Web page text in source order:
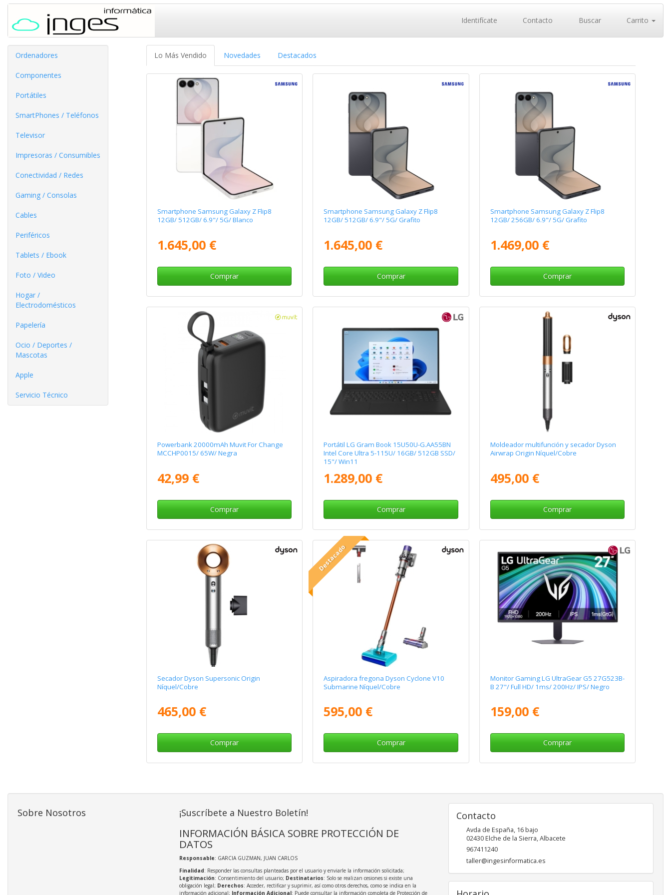
Identifícate Contacto Buscar Carrito
Ordenadores
Componentes
Portátiles
SmartPhones / Teléfonos
Televisor
Impresoras / Consumibles
Conectividad / Redes
Gaming / Consolas
Cables
Periféricos
Tablets / Ebook
Foto / Video
Hogar /
Electrodomésticos
Papelería
Ocio / Deportes /
Mascotas
Apple
Servicio Técnico
Lo Más Vendido Novedades Destacados
Smartphone Samsung Galaxy Z Flip8
12GB/ 512GB/ 6.9"/ 5G/ Blanco
1.645,00 €
Comprar
Smartphone Samsung Galaxy Z Flip8
12GB/ 512GB/ 6.9"/ 5G/ Grafito
1.645,00 €
Comprar
Smartphone Samsung Galaxy Z Flip8
12GB/ 256GB/ 6.9"/ 5G/ Grafito
1.469,00 €
Comprar
Powerbank 20000mAh Muvit For Change
MCCHP0015/ 65W/ Negra
42,99 €
Comprar
Portátil LG Gram Book 15U50U-G.AA55BN
Intel Core Ultra 5-115U/ 16GB/ 512GB SSD/
15"/ Win11
1.289,00 €
Comprar
Moldeador multifunción y secador Dyson
Airwrap Origin Níquel/Cobre
495,00 €
Comprar
Secador Dyson Supersonic Origin
Níquel/Cobre
465,00 €
Comprar
Destacado
Aspiradora fregona Dyson Cyclone V10
Submarine Níquel/Cobre
595,00 €
Comprar
Monitor Gaming LG UltraGear G5 27G523B-
B 27"/ Full HD/ 1ms/ 200Hz/ IPS/ Negro
159,00 €
Comprar
Sobre Nosotros ¡Suscríbete a Nuestro Boletín!
INFORMACIÓN BÁSICA SOBRE PROTECCIÓN DE
DATOS
Responsable: GARCIA GUZMAN, JUAN CARLOS
Finalidad: Responder las consultas planteadas por el usuario y enviarle la información solicitada;
Legitimación: Consentimiento del usuario; Destinatarios: Solo se realizan cesiones si existe una
obligación legal; Derechos: Acceder, rectificar y suprimir, así como otros derechos, como se indica en la
información adicional; Información Adicional: Puede consultar la información completa de Protección de
Contacto
Avda de España, 16 bajo
02430Elche de la Sierra,Albacete
967411240
taller@ingesinformatica.es